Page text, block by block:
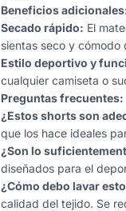
Beneficios
Secado rápido: El
sientas seco y cómodo
Estilo deportivo y
cualquier camiseta o
Preguntas frecuentes:
¿Estos shorts son
que los hace ideales
¿Son lo
diseñados para el
¿Cómo debo lavar
calidad del tejido. Se